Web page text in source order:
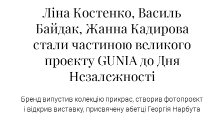
Ліна Костенко, Василь
Байдак, Жанна Кадирова
стали частиною великого
проєкту GUNIA до Дня
Незалежності
Бренд випустив колекцію прикрас, створив фотопроєкт
і відкрив виставку, присвячену абетці Георгія Нарбута